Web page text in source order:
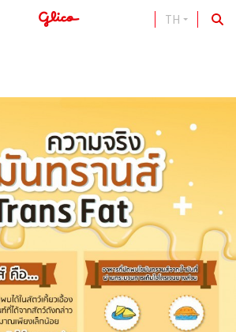
TH